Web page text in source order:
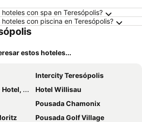
con spa en Teresópolis?
hoteles con piscina en Teresópolis?
estos hoteles...
Intercity Teresópolis
Hotel Willisau
Pousada Chamonix
Pousada Golf Village